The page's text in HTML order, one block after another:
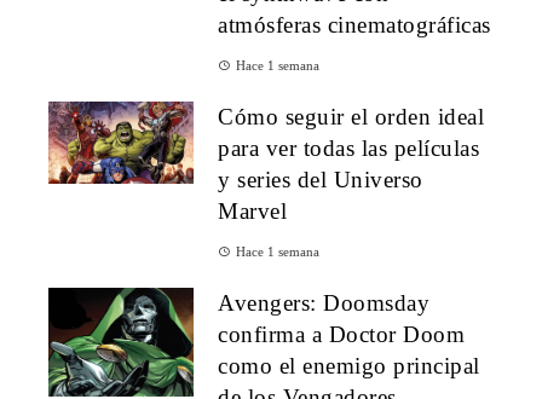
atmósferas cinematográficas
Hace 1 semana
Cómo seguir el orden ideal
para ver todas las películas
y series del Universo
Marvel
Hace 1 semana
Avengers: Doomsday
confirma a Doctor Doom
como el enemigo principal